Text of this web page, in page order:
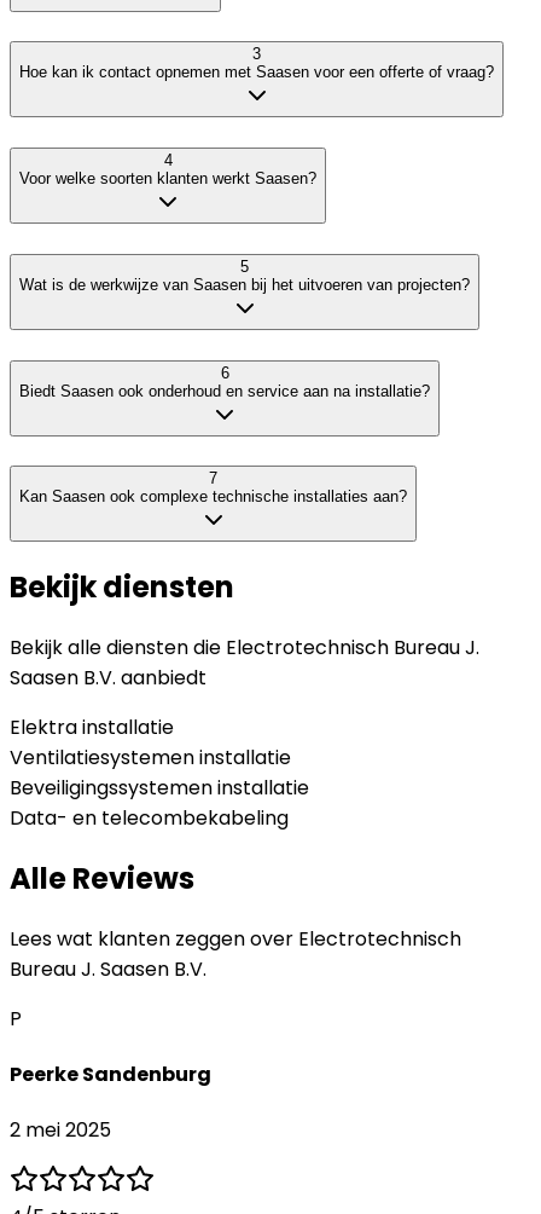
3
Hoe kan ik contact opnemen met Saasen voor een offerte of vraag?
4
Voor welke soorten klanten werkt Saasen?
5
Wat is de werkwijze van Saasen bij het uitvoeren van projecten?
6
Biedt Saasen ook onderhoud en service aan na installatie?
7
Kan Saasen ook complexe technische installaties aan?
Bekijk diensten
Bekijk alle diensten die Electrotechnisch Bureau J.
Saasen B.V. aanbiedt
Elektra installatie
Ventilatiesystemen installatie
Beveiligingssystemen installatie
Data- en telecombekabeling
Alle Reviews
Lees wat klanten zeggen over Electrotechnisch
Bureau J. Saasen B.V.
P
Peerke Sandenburg
2 mei 2025